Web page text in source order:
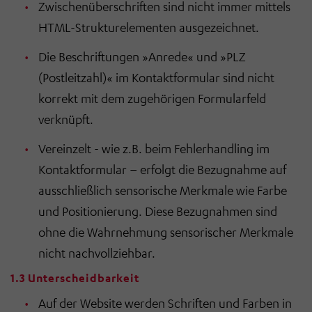
Zwischenüberschriften sind nicht immer mittels
HTML-Strukturelementen ausgezeichnet.
Die Beschriftungen »Anrede« und »PLZ
(Postleitzahl)« im Kontaktformular sind nicht
korrekt mit dem zugehörigen Formularfeld
verknüpft.
Vereinzelt - wie z.B. beim Fehlerhandling im
Kontaktformular – erfolgt die Bezugnahme auf
ausschließlich sensorische Merkmale wie Farbe
und Positionierung. Diese Bezugnahmen sind
ohne die Wahrnehmung sensorischer Merkmale
nicht nachvollziehbar.
1.3 Unterscheidbarkeit
Auf der Website werden Schriften und Farben in